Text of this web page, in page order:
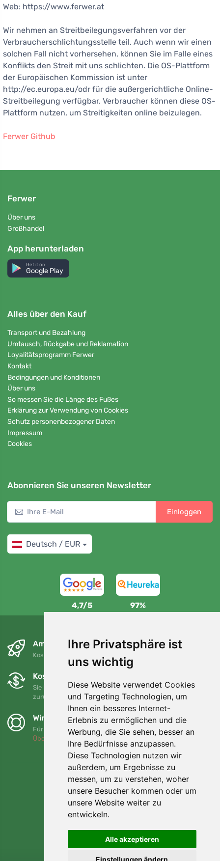
Ihre Privatsphäre ist
uns wichtig
Diese Website verwendet Cookies
und Targeting Technologien, um
Ihnen ein besseres Internet-
Erlebnis zu ermöglichen und die
Werbung, die Sie sehen, besser an
Ihre Bedürfnisse anzupassen.
Diese Technologien nutzen wir
außerdem, um Ergebnisse zu
messen, um zu verstehen, woher
unsere Besucher kommen oder um
unsere Website weiter zu
entwickeln.
Alle akzeptieren
Einstellungen ändern
Web: https://www.ferwer.at
Wir nehmen an Streitbeilegungsverfahren vor der
Verbraucherschlichtungsstelle teil. Auch wenn wir einen
solchen Fall nicht vorhersehen, können Sie im Falle eines
Konflikts den Streit mit uns schlichten. Die OS-Plattform
der Europäischen Kommission ist unter
http://ec.europa.eu/odr für die außergerichtliche Online-
Streitbeilegung verfügbar. Verbraucher können diese OS-
Plattform nutzen, um Streitigkeiten online beizulegen.
Ferwer Github
Ferwer
Über uns
Großhandel
App herunterladen
Get it on
Google Play
Alles über den Kauf
Transport und Bezahlung
Umtausch, Rückgabe und Reklamation
Loyalitätsprogramm Ferwer
Kontakt
Bedingungen und Konditionen
Über uns
So messen Sie die Länge des Fußes
Erklärung zur Verwendung von Cookies
Schutz personenbezogener Daten
Impressum
Cookies
Abonnieren Sie unseren Newsletter
Einloggen
Deutsch / EUR
4,7/5 97%
Am nächsten Tag und kostenlos
Kostenloser Versand für Bestellungen über 80 EUR
Kostenloser Umtausch und Rückgabe
Sie können Ihre Bestellung jederzeit innerhalb von 90 Tagen
zurückgeben oder umtauschen.
Wir unterstützen Trees.org
Für jede Bestellung pflanzen wir einen Baum! Mehr lesen
Über uns